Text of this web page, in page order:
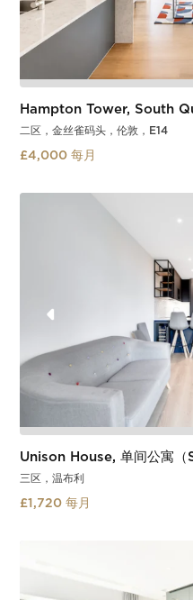
Hampton Tower, South
二区，金丝雀码头，伦敦，E14
£4,000 每月
Unison House, 单间公寓（
三区，温布利
£1,720 每月